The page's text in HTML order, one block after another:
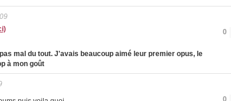
0
mal du tout. J'avais beaucoup aimé leur premier opus, le
à mon goût
0